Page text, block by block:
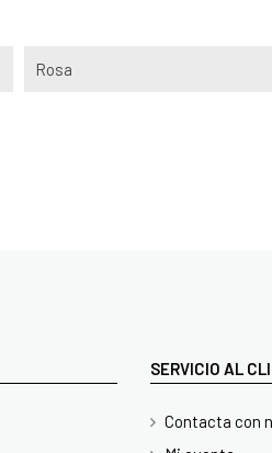
Rosa
SERVICIO AL
Contacta con